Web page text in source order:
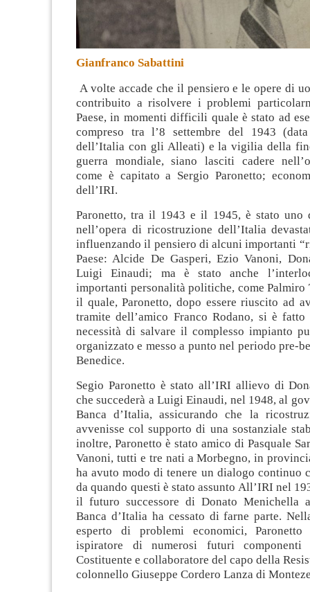
Gianfranco Sabattini
A volte accade che il pensiero e le opere di
contribuito a risolvere i problemi
Paese, in momenti difficili quale è stato ad
compreso tra l’8 settembre del 1943
dell’Italia con gli Alleati) e la vigilia della
guerra mondiale, siano lasciti cadere
come è capitato a Sergio Paronetto;
dell’IRI.
Paronetto, tra il 1943 e il 1945, è stato uno
nell’opera di ricostruzione dell’Italia
influenzando il pensiero di alcuni importanti
Paese: Alcide De Gasperi, Ezio Vanoni,
Luigi Einaudi; ma è stato anche
importanti personalità politiche, come Palmiro
il quale, Paronetto, dopo essere riuscito ad
tramite dell’amico Franco Rodano, si è
necessità di salvare il complesso impianto
organizzato e messo a punto nel periodo pre-
Benedice.
Segio Paronetto è stato all’IRI allievo di
che succederà a Luigi Einaudi, nel 1948, al
Banca d’Italia, assicurando che la
avvenisse col supporto di una sostanziale
inoltre, Paronetto è stato amico di Pasquale
Vanoni, tutti e tre nati a Morbegno, in
ha avuto modo di tenere un dialogo continuo
da quando questi è stato assunto All’IRI nel
il futuro successore di Donato Menichella
Banca d’Italia ha cessato di farne parte.
esperto di problemi economici,
ispiratore di numerosi futuri componenti
Costituente e collaboratore del capo della
colonnello Giuseppe Cordero Lanza di